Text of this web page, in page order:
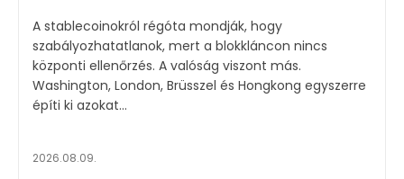
A stablecoinokról régóta mondják, hogy
szabályozhatatlanok, mert a blokkláncon nincs
központi ellenőrzés. A valóság viszont más.
Washington, London, Brüsszel és Hongkong egyszerre
építi ki azokat...
2026.08.09.